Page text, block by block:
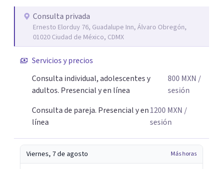
para comprender mejor tu mundo interno o cualquier
situación que estés atravesando. Acompañarte en lo que
sientes es el primer paso para darle un nuevo sentido a
amabilidad e ir soltando de a poco las cargas que llevas
día a día. Si buscas un espacio donde sentirte escuchado o
escuchada y reencontrarte contigo y tu tranquilidad, aquí
estoy para acompañarte en tu proceso.
Consulta privada
Ernesto Elorduy 76, Guadalupe Inn, Álvaro Obregón,
01020 Ciudad de México, CDMX
Servicios y precios
Consulta individual, adolescentes y
adultos. Presencial y en línea
800 MXN /
sesión
Consulta de pareja. Presencial y en
línea
1200 MXN /
sesión
Viernes, 7 de agosto Más horas